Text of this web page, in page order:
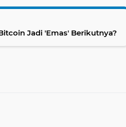
Jadi 'Emas' Berikutnya?